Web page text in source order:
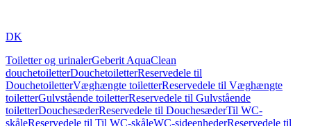
DK
Toiletter og urinalerGeberit AquaClean
douchetoiletterDouchetoiletterReservedele til
DouchetoiletterVæghængte toiletterReservedele til Væghængte
toiletterGulvstående toiletterReservedele til Gulvstående
toiletterDouchesæderReservedele til DouchesæderTil WC-
skåleReservedele til Til WC-skåleWC-sideenhederReservedele til